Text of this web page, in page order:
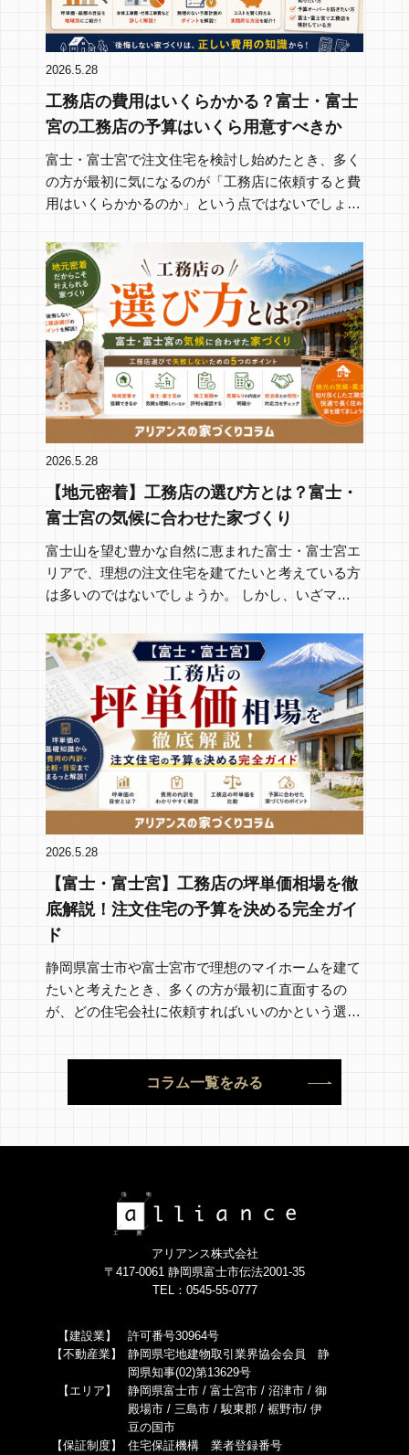
2026.5.28
工務店の費用はいくらかかる？富士・富士
宮の工務店の予算はいくら用意すべきか
富士・富士宮で注文住宅を検討し始めたとき、多く
の方が最初に気になるのが「工務店に依頼すると費
用はいくらかかるのか」という点ではないでしょう
2026.5.28
【地元密着】工務店の選び方とは？富士・
富士宮の気候に合わせた家づくり
富士山を望む豊かな自然に恵まれた富士・富士宮エ
リアで、理想の注文住宅を建てたいと考えている方
は多いのではないでしょうか。 しかし、いざマイ
2026.5.28
【富士・富士宮】工務店の坪単価相場を徹
底解説！注文住宅の予算を決める完全ガイ
ド
静岡県富士市や富士宮市で理想のマイホームを建て
たいと考えたとき、多くの方が最初に直面するの
が、どの住宅会社に依頼すればいいのかという選択
コラム一覧をみる
アリアンス株式会社
〒417-0061 静岡県富士市伝法2001-35
TEL：0545-55-0777
【建設業】
許可番号30964号
【不動産業】
静岡県宅地建物取引業界協会会員 静
岡県知事(02)第13629号
【エリア】
静岡県富士市 / 富士宮市 / 沼津市 / 御
殿場市 / 三島市 / 駿東郡 / 裾野市/ 伊
豆の国市
【保証制度】
住宅保証機構 業者登録番号